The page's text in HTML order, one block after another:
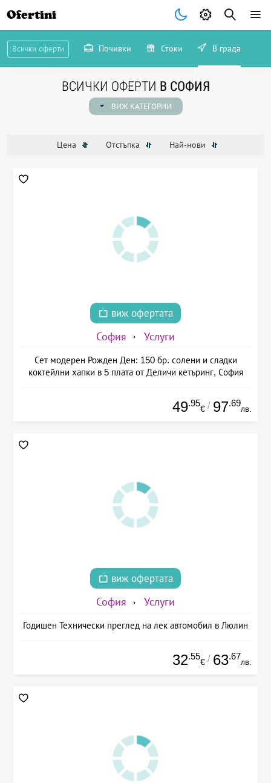
Ofertini
Всички оферти Почивки Стоки В града
ВСИЧКИ ОФЕРТИ В СОФИЯ
ВИЖ КАТЕГОРИИ
Цена Отстъпка Най-нови
виж офертата
София Услуги
Сет модерен Рожден Ден: 150 бр. солени и сладки
коктейлни хапки в 5 плата от Деличи кетъринг, София
49.95
€ / 97.69
лв.
виж офертата
София Услуги
Годишен Технически преглед на лек автомобил в Люлин
32.55
€ / 63.67
лв.